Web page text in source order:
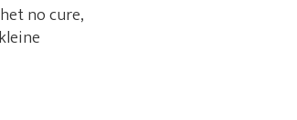
no cure,